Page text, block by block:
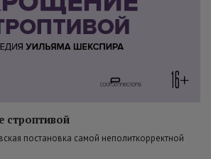
строптивой
постановка самой неполиткорректной